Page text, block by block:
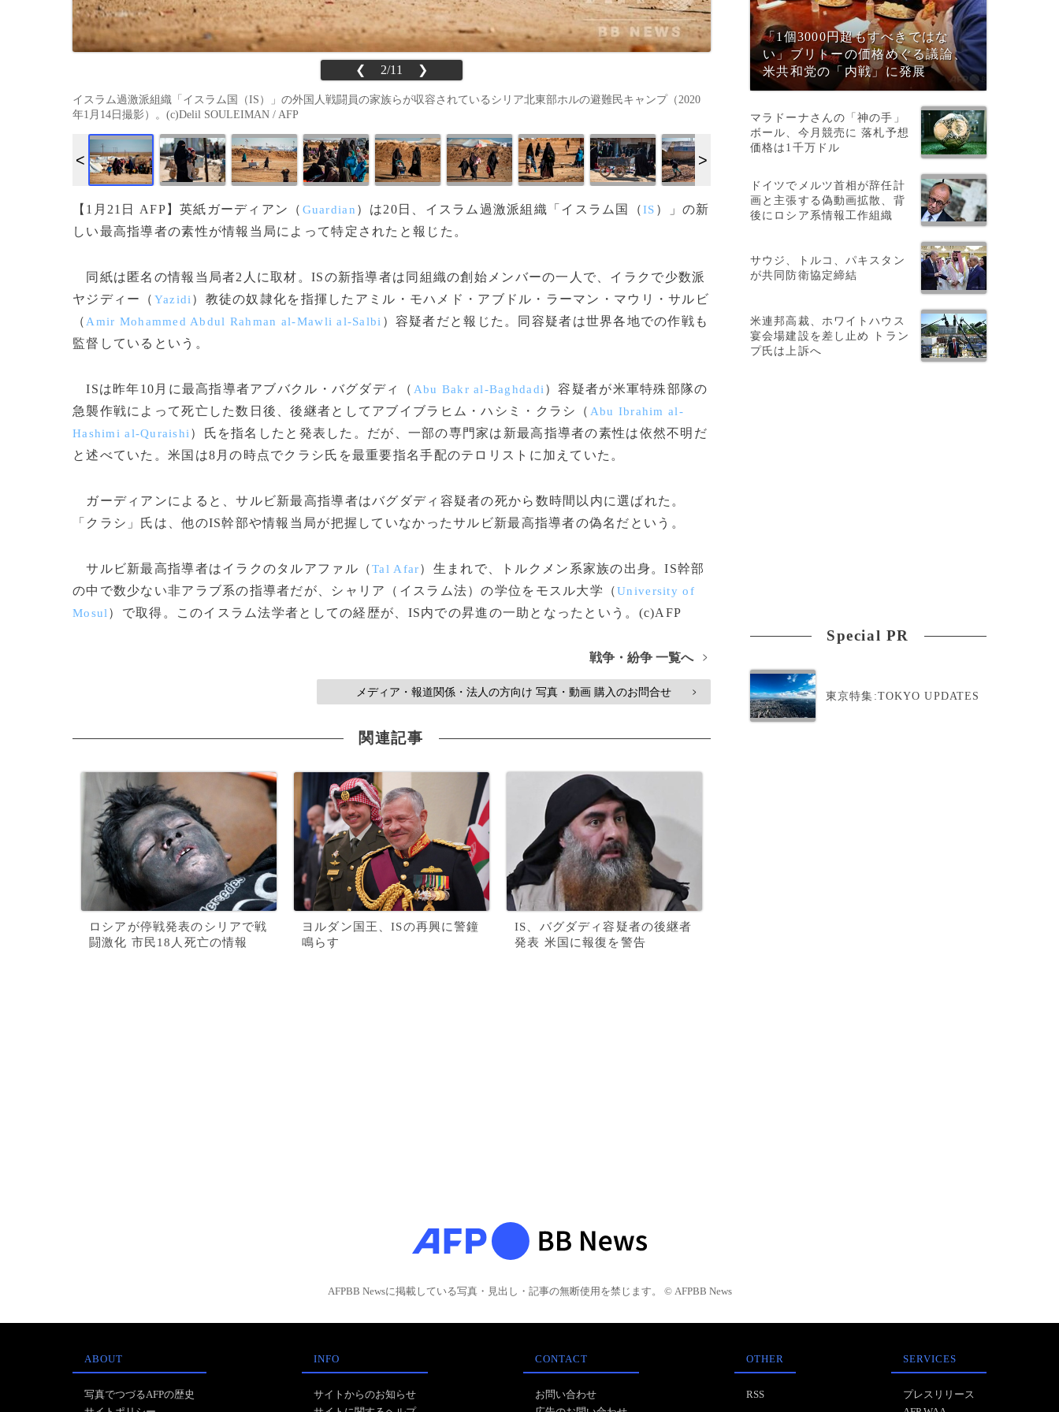
❮ 2/11 ❯
イスラム過激派組織「イスラム国（IS）」の外国人戦闘員の家族らが収容されているシリア北東部ホルの避難民キャンプ（2020
年1月14日撮影）。(c)Delil SOULEIMAN / AFP
【1月21日 AFP】英紙ガーディアン（ Guardian ）は20日、イスラム過激派組織「イスラム国（IS ）」の新
しい最高指導者の素性が情報当局によって特定されたと報じた。
同紙は匿名の情報当局者2人に取材。ISの新指導者は同組織の創始メンバーの一人で、イラクで少数派
ヤジディー（ Yazidi ）教徒の奴隷化を指揮したアミル・モハメド・アブドル・ラーマン・マウリ・サルビ
（ Amir Mohammed Abdul Rahman al-Mawli al-Salbi ）容疑者だと報じた。同容疑者は世界各地での作戦も
監督しているという。
ISは昨年10月に最高指導者アブバクル・バグダディ（ Abu Bakr al-Baghdadi ）容疑者が米軍特殊部隊の
急襲作戦によって死亡した数日後、後継者としてアブイブラヒム・ハシミ・クラシ（ Abu Ibrahim al-
Hashimi al-Quraishi ）氏を指名したと発表した。だが、一部の専門家は新最高指導者の素性は依然不明だ
と述べていた。米国は8月の時点でクラシ氏を最重要指名手配のテロリストに加えていた。
ガーディアンによると、サルビ新最高指導者はバグダディ容疑者の死から数時間以内に選ばれた。
「クラシ」氏は、他のIS幹部や情報当局が把握していなかったサルビ新最高指導者の偽名だという。
サルビ新最高指導者はイラクのタルアファル（Tal Afar）生まれで、トルクメン系家族の出身。IS幹部
の中で数少ない非アラブ系の指導者だが、シャリア（イスラム法）の学位をモスル大学（University of
Mosul ）で取得。このイスラム法学者としての経歴が、IS内での昇進の一助となったという。(c)AFP
戦争・紛争 一覧へ >
メディア・報道関係・法人の方向け 写真・動画 購入のお問合せ >
関連記事
ロシアが停戦発表のシリアで戦
闘激化 市民18人死亡の情報
ヨルダン国王、ISの再興に警鐘
鳴らす
IS、バグダディ容疑者の後継者
発表 米国に報復を警告
「1個3000円超もすべきではな
い」ブリトーの価格めぐる議論、
米共和党の「内戦」に発展
マラドーナさんの「神の手」
ボール、今月競売に 落札予想
価格は1千万ドル
ドイツでメルツ首相が辞任計
画と主張する偽動画拡散、背
後にロシア系情報工作組織
サウジ、トルコ、パキスタン
が共同防衛協定締結
米連邦高裁、ホワイトハウス
宴会場建設を差し止め トラン
プ氏は上訴へ
Special PR
東京特集:TOKYO UPDATES
AFPBB Newsに掲載している写真・見出し・記事の無断使用を禁じます。 © AFPBB News
ABOUT
写真でつづるAFPの歴史
INFO
サイトからのお知らせ
CONTACT
お問い合わせ
OTHER
RSS
SERVICES
プレスリリース